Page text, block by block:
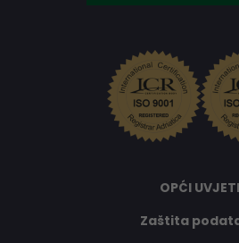
OPĆI UVJETI
Zaštita